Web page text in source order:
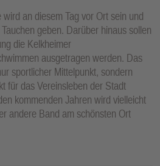
an diesem Tag vor Ort sein und
geben. Darüber hinaus sollen
die Kelkheimer
ausgetragen werden. Das
sportlicher Mittelpunkt, sondern
für das Vereinsleben der Stadt
kommenden Jahren wird vielleicht
andere Band am schönsten Ort